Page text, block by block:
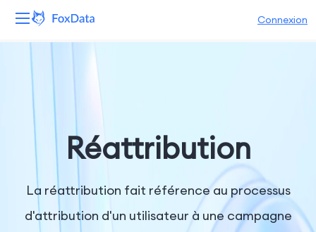
Connexion
Solutions
Ressources
Tarifs
Réattribution
La réattribution fait référence au processus
d'attribution d'un utilisateur à une campagne